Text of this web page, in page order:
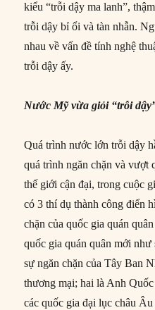
kiểu “trỗi dậy ma lanh”,
trỗi dậy bỉ ổi và tàn nhẫn.
nhau về vấn đề tính nghệ
trỗi dậy ấy.
Nước Mỹ vừa giỏi “trỗi
Quá trình nước lớn trỗi dậy
quá trình ngăn chặn và vượt
thế giới cận đại, trong cuộc
có 3 thí dụ thành công điển
chặn của quốc gia quán
quốc gia quán quân mới
sự ngăn chặn của Tây Ban
thương mại; hai là Anh
các quốc gia đại lục châu